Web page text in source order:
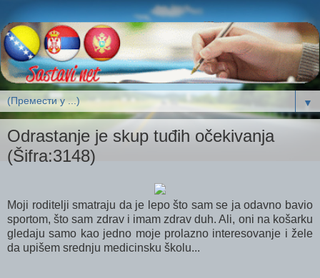
▼
Odrastanje je skup tuđih očekivanja
(Šifra:3148)
Moji roditelji smatraju da je lepo što sam se ja odavno bavio
sportom, što sam zdrav i imam zdrav duh. Ali, oni na košarku
gledaju samo kao jedno moje prolazno interesovanje i žele
da upišem srednju medicinsku školu...